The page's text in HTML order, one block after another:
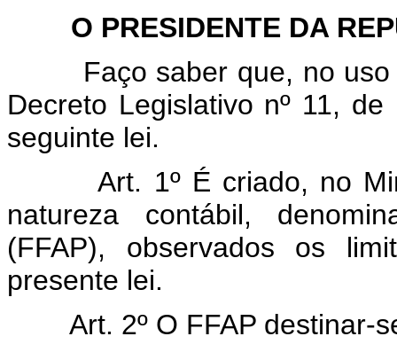
O PRESIDENTE DA
Faço saber que, no uso
Decreto Legislativo nº 11,
seguinte lei.
Art. 1º É criado, no
natureza contábil,
(FFAP), observados os
presente lei.
Art. 2º O FFAP destinar-